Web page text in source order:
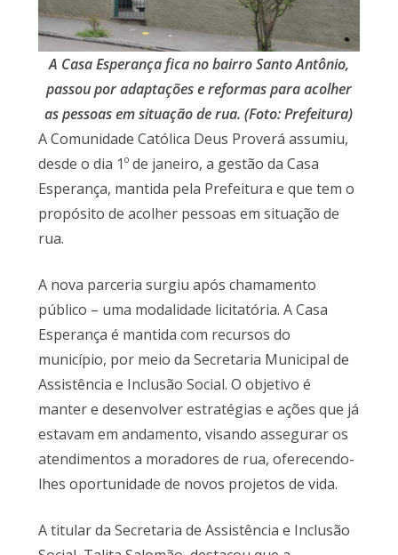
A Casa Esperança fica no bairro Santo Antônio,
passou por adaptações e reformas para acolher
as pessoas em situação de rua. (Foto: Prefeitura)
A Comunidade Católica Deus Proverá assumiu,
desde o dia 1º de janeiro, a gestão da Casa
Esperança, mantida pela Prefeitura e que tem o
propósito de acolher pessoas em situação de
rua.
A nova parceria surgiu após chamamento
público – uma modalidade licitatória. A Casa
Esperança é mantida com recursos do
município, por meio da Secretaria Municipal de
Assistência e Inclusão Social. O objetivo é
manter e desenvolver estratégias e ações que já
estavam em andamento, visando assegurar os
atendimentos a moradores de rua, oferecendo-
lhes oportunidade de novos projetos de vida.
A titular da Secretaria de Assistência e Inclusão